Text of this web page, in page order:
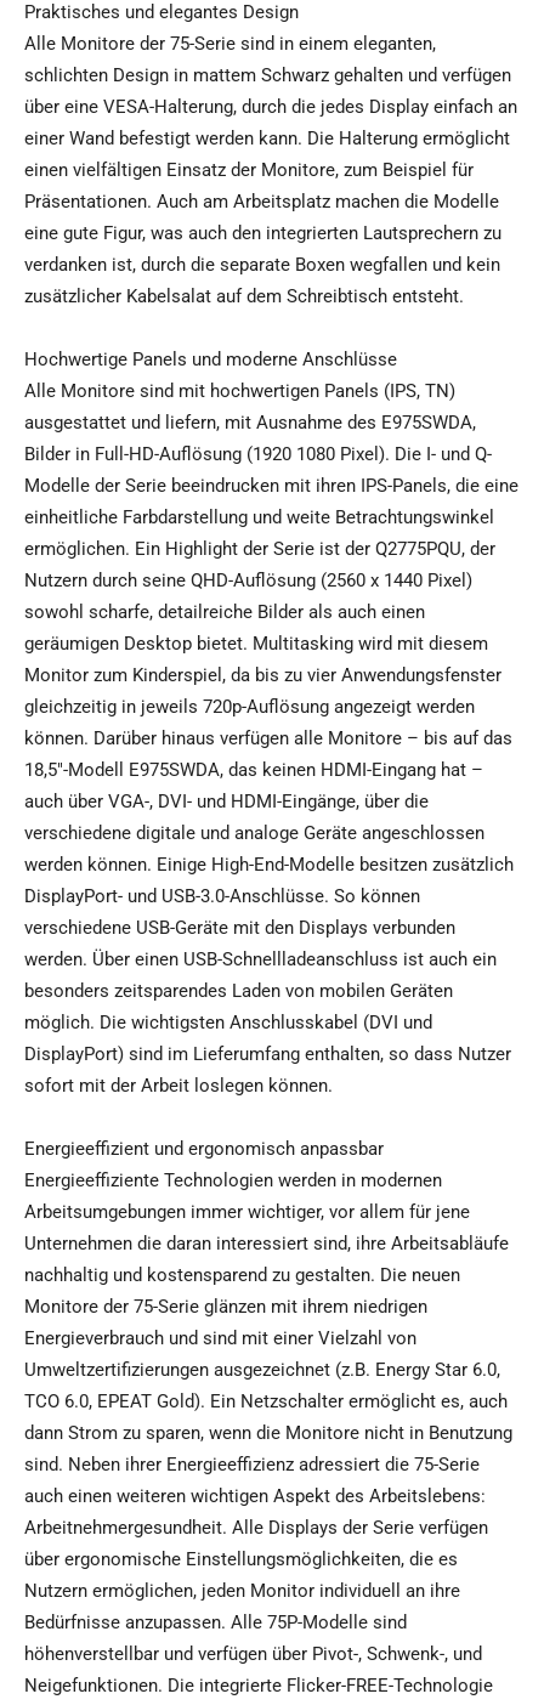
Praktisches und elegantes Design
Alle Monitore der 75-Serie sind in einem eleganten,
schlichten Design in mattem Schwarz gehalten und verfügen
über eine VESA-Halterung, durch die jedes Display einfach an
einer Wand befestigt werden kann. Die Halterung ermöglicht
einen vielfältigen Einsatz der Monitore, zum Beispiel für
Präsentationen. Auch am Arbeitsplatz machen die Modelle
eine gute Figur, was auch den integrierten Lautsprechern zu
verdanken ist, durch die separate Boxen wegfallen und kein
zusätzlicher Kabelsalat auf dem Schreibtisch entsteht.
Hochwertige Panels und moderne Anschlüsse
Alle Monitore sind mit hochwertigen Panels (IPS, TN)
ausgestattet und liefern, mit Ausnahme des E975SWDA,
Bilder in Full-HD-Auflösung (1920 1080 Pixel). Die I- und Q-
Modelle der Serie beeindrucken mit ihren IPS-Panels, die eine
einheitliche Farbdarstellung und weite Betrachtungswinkel
ermöglichen. Ein Highlight der Serie ist der Q2775PQU, der
Nutzern durch seine QHD-Auflösung (2560 x 1440 Pixel)
sowohl scharfe, detailreiche Bilder als auch einen
geräumigen Desktop bietet. Multitasking wird mit diesem
Monitor zum Kinderspiel, da bis zu vier Anwendungsfenster
gleichzeitig in jeweils 720p-Auflösung angezeigt werden
können. Darüber hinaus verfügen alle Monitore – bis auf das
18,5″-Modell E975SWDA, das keinen HDMI-Eingang hat –
auch über VGA-, DVI- und HDMI-Eingänge, über die
verschiedene digitale und analoge Geräte angeschlossen
werden können. Einige High-End-Modelle besitzen zusätzlich
DisplayPort- und USB-3.0-Anschlüsse. So können
verschiedene USB-Geräte mit den Displays verbunden
werden. Über einen USB-Schnellladeanschluss ist auch ein
besonders zeitsparendes Laden von mobilen Geräten
möglich. Die wichtigsten Anschlusskabel (DVI und
DisplayPort) sind im Lieferumfang enthalten, so dass Nutzer
sofort mit der Arbeit loslegen können.
Energieeffizient und ergonomisch anpassbar
Energieeffiziente Technologien werden in modernen
Arbeitsumgebungen immer wichtiger, vor allem für jene
Unternehmen die daran interessiert sind, ihre Arbeitsabläufe
nachhaltig und kostensparend zu gestalten. Die neuen
Monitore der 75-Serie glänzen mit ihrem niedrigen
Energieverbrauch und sind mit einer Vielzahl von
Umweltzertifizierungen ausgezeichnet (z.B. Energy Star 6.0,
TCO 6.0, EPEAT Gold). Ein Netzschalter ermöglicht es, auch
dann Strom zu sparen, wenn die Monitore nicht in Benutzung
sind. Neben ihrer Energieeffizienz adressiert die 75-Serie
auch einen weiteren wichtigen Aspekt des Arbeitslebens:
Arbeitnehmergesundheit. Alle Displays der Serie verfügen
über ergonomische Einstellungsmöglichkeiten, die es
Nutzern ermöglichen, jeden Monitor individuell an ihre
Bedürfnisse anzupassen. Alle 75P-Modelle sind
höhenverstellbar und verfügen über Pivot-, Schwenk-, und
Neigefunktionen. Die integrierte Flicker-FREE-Technologie